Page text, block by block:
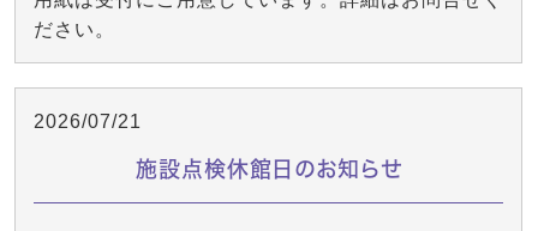
ださい。
2026/07/21
施設点検休館日のお知らせ